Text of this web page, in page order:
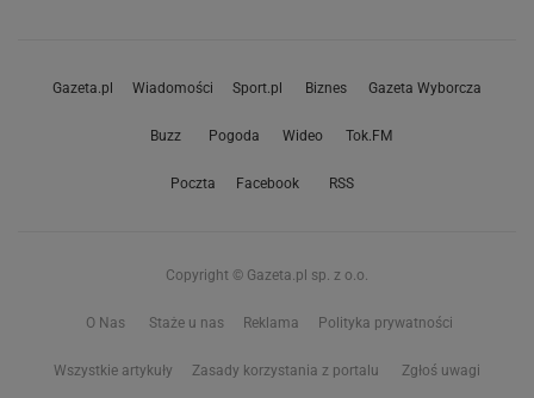
Gazeta.pl Wiadomości Sport.pl Biznes Gazeta Wyborcza
Buzz Pogoda Wideo Tok.FM
Poczta Facebook RSS
Copyright © Gazeta.pl sp. z o.o.
O Nas Staże u nas Reklama Polityka prywatności
Wszystkie artykuły Zasady korzystania z portalu Zgłoś uwagi